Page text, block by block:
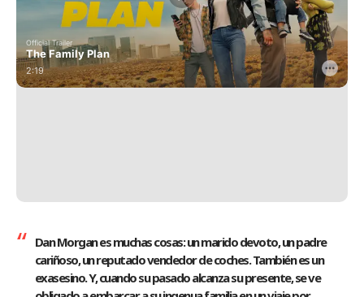
Dan Morgan es muchas cosas: un marido devoto, un padre
cariñoso, un reputado vendedor de coches. También es un
exasesino. Y, cuando su pasado alcanza su presente, se ve